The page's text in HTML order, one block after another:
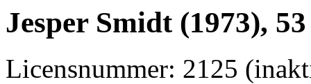
Jesper Smidt (1973),
Licensnummer: 2125